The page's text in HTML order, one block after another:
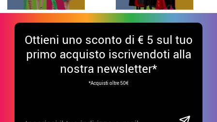
Ottieni uno sconto di € 5 sul tuo
primo acquisto iscrivendoti alla
nostra newsletter*
*Acquisti oltre 50€